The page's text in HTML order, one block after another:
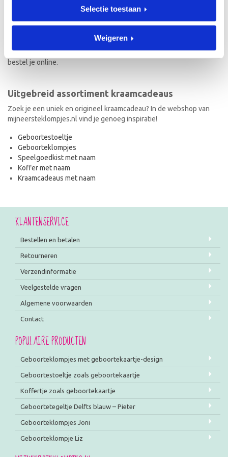
Selectie toestaan
Weigeren
Naast geboorteklompjes vind je op mijneersteklompjes.nl de meest
originele kraamcadeaus met naam. Van geboortestoeltjes en
met naam wordt met de hand geschilderd en is dus uniek! Ook de
kraamcadeaus met naam en in de stijl van het geboortekaartje
bestel je online.
Uitgebreid assortiment kraamcadeaus
Zoek je een uniek en origineel kraamcadeau? In de webshop van
mijneersteklompjes.nl vind je genoeg inspiratie!
Geboortestoeltje
Geboorteklompjes
Speelgoedkist met naam
Koffer met naam
Kraamcadeaus met naam
KLANTENSERVICE
Bestellen en betalen
Retourneren
Verzendinformatie
Veelgestelde vragen
Algemene voorwaarden
Contact
POPULAIRE PRODUCTEN
Geboorteklompjes met geboortekaartje-design
Geboortestoeltje zoals geboortekaartje
Koffertje zoals geboortekaartje
Geboortetegeltje Delfts blauw – Pieter
Geboorteklompjes Joni
Geboorteklompje Liz